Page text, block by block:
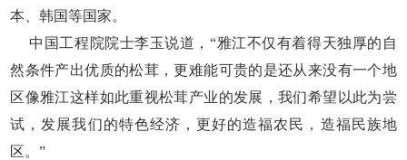
本、韩国等国家。
中国工程院院士李玉说道，“雅江不仅有着得天独厚的自
然条件产出优质的松茸，更难能可贵的是还从来没有一个地
区像雅江这样如此重视松茸产业的发展，我们希望以此为尝
试，发展我们的特色经济，更好的造福农民，造福民族地
区。”